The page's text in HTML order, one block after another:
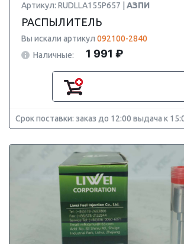
Артикул: RUDLLA155P657 | АЗПИ
РАСПЫЛИТЕЛЬ
Вы искали артикул 092100-2840
Наличные:
1 991 ₽
Срок поставки: заказ до 12:00 выдача к